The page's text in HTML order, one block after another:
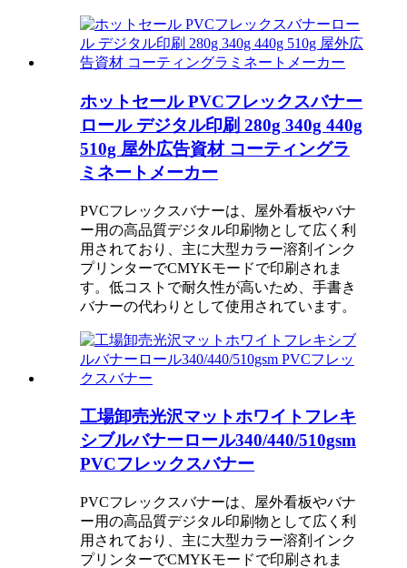
ホットセール PVCフレックスバナー
ロール デジタル印刷 280g 340g 440g
510g 屋外広告資材 コーティングラ
ミネートメーカー
PVCフレックスバナーは、屋外看板やバナ
ー用の高品質デジタル印刷物として広く利
用されており、主に大型カラー溶剤インク
プリンターでCMYKモードで印刷されま
す。低コストで耐久性が高いため、手書き
バナーの代わりとして使用されています。
工場卸売光沢マットホワイトフレキ
シブルバナーロール340/440/510gsm
PVCフレックスバナー
PVCフレックスバナーは、屋外看板やバナ
ー用の高品質デジタル印刷物として広く利
用されており、主に大型カラー溶剤インク
プリンターでCMYKモードで印刷されま